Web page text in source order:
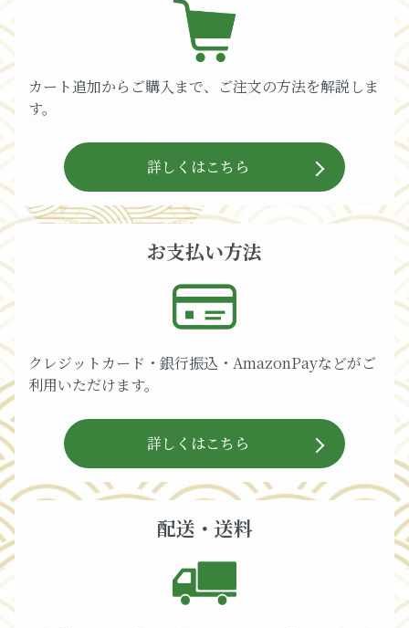
カート追加からご購入まで、ご注文の方法を解説しま
す。
詳しくはこちら
お支払い方法
クレジットカード・銀行振込・AmazonPayなどがご
利用いただけます。
詳しくはこちら
配送・送料